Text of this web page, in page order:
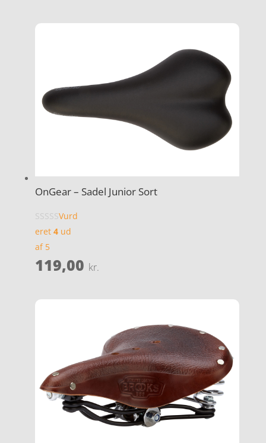
OnGear – Sadel Junior Sort
Vurd
eret 4ud
af 5
119,00 kr.